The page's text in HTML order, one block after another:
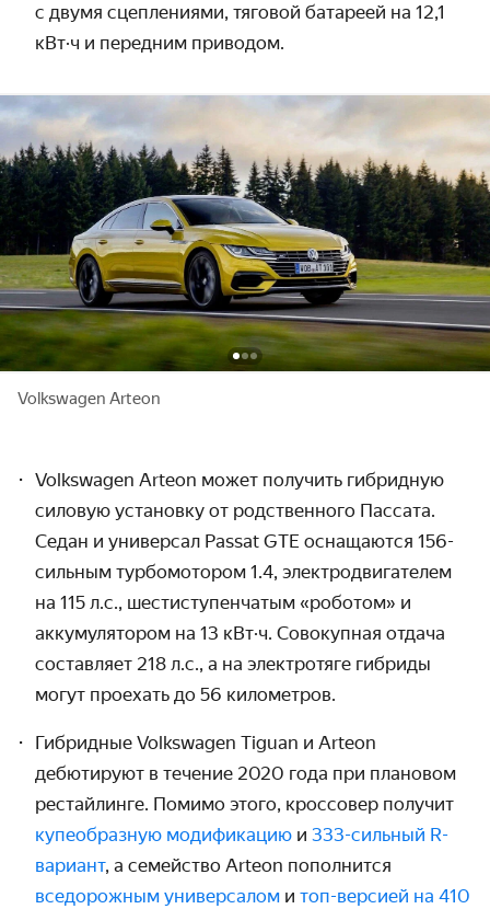
с двумя сцеплениями, тяговой батареей на 12,1
кВт·ч и передним приводом.
Volkswagen Arteon
Volkswagen Arteon может получить гибридную
силовую установку от родственного Пассата.
Седан и универсал Passat GTE оснащаются 156-
сильным турбомотором 1.4, электродвигателем
на 115 л.с., шестиступенчатым «роботом» и
аккумулятором на 13 кВт·ч. Совокупная отдача
составляет 218 л.с., а на электротяге гибриды
могут проехать до 56 километров.
Гибридные Volkswagen Tiguan и Arteon
дебютируют в течение 2020 года при плановом
рестайлинге. Помимо этого, кроссовер получит
купеобразную модификацию и 333-сильный R-
вариант, а семейство Arteon пополнится
вседорожным универсалом и топ-версией на 410